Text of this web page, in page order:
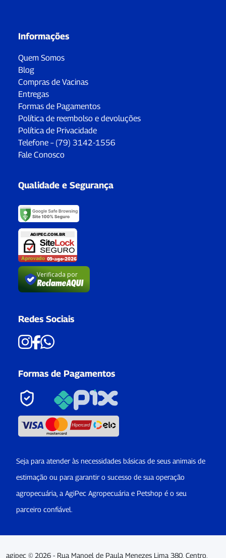
Informações
Quem Somos
Blog
Compras de Vacinas
Entregas
Formas de Pagamentos
Política de reembolso e devoluções
Política de Privacidade
Telefone – (79) 3142-1556
Fale Conosco
Qualidade e Segurança
Verificada por
Redes Sociais
Formas de Pagamentos
Seja para atender às necessidades básicas de seus animais de
estimação ou para garantir o sucesso de sua operação
agropecuária, a AgiPec Agropecuária e Petshop é o seu
parceiro confiável.
agipec © 2026 - Rua Manoel de Paula Menezes Lima 380, Centro,